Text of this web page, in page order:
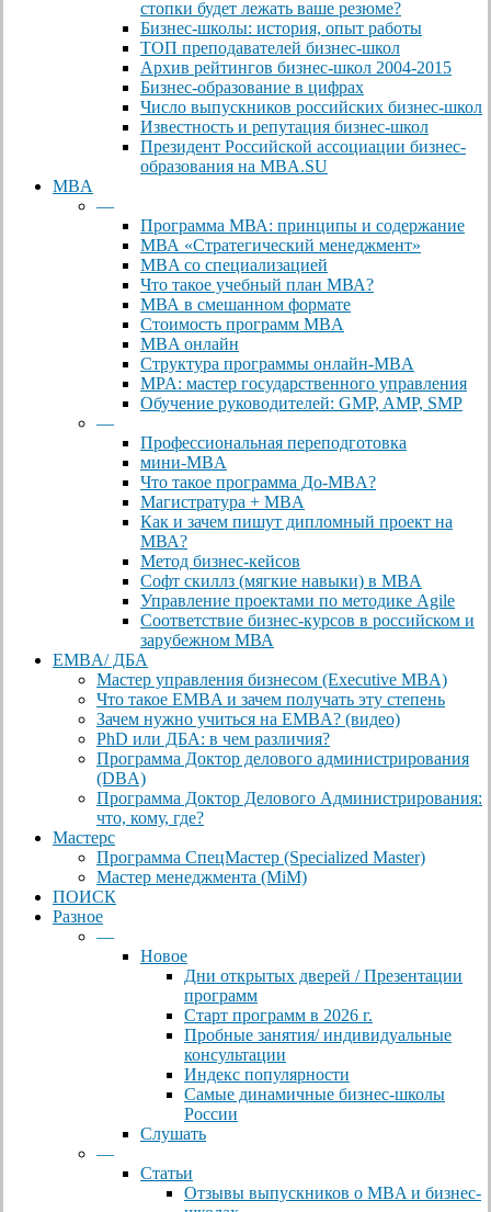
стопки будет лежать ваше резюме?
Бизнес-школы: история, опыт работы
ТОП преподавателей бизнес-школ
Архив рейтингов бизнес-школ 2004-2015
Бизнес-образование в цифрах
Число выпускников российских бизнес-школ
Известность и репутация бизнес-школ
Президент Российской ассоциации бизнес-
образования на MBA.SU
MBA
—
Программа МВА: принципы и содержание
МВА «Cтратегический менеджмент»
MBA со специализацией
Что такое учебный план МВА?
МВА в смешанном формате
Стоимость программ MBA
MBA онлайн
Cтруктура программы онлайн-MBA
MPA: мастер государственного управления
Обучение руководителей: GMP, AMP, SMP
—
Профессиональная переподготовка
мини-MBA
Что такое программа До-MBA?
Магистратура + MBA
Как и зачем пишут дипломный проект на
МВА?
Метод бизнес-кейсов
Софт скиллз (мягкие навыки) в MBA
Управление проектами по методике Agile
Соответствие бизнес-курсов в российском и
зарубежном МВА
EMBA/ ДБA
Мастер управления бизнесом (Executive MBA)
Что такое EMBA и зачем получать эту степень
Зачем нужно учиться на EMBA? (видео)
PhD или ДБА: в чем различия?
Программа Доктор делового администрирования
(DBА)
Программа Доктор Делового Администрирования:
что, кому, где?
Мастерс
Программа СпецМастер (Specialized Master)
Мастер менеджмента (MiM)
ПОИСК
Разное
—
Новое
Дни открытых дверей / Презентации
программ
Старт программ в 2026 г.
Пробные занятия/ индивидуальные
консультации
Индекс популярности
Самые динамичные бизнес-школы
России
Слушать
—
Статьи
Отзывы выпускников о MBA и бизнес-